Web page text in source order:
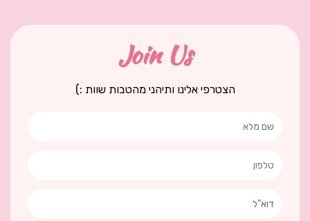
Join Us
הצטרפי אלינו ותיהני מהטבות שוות :)